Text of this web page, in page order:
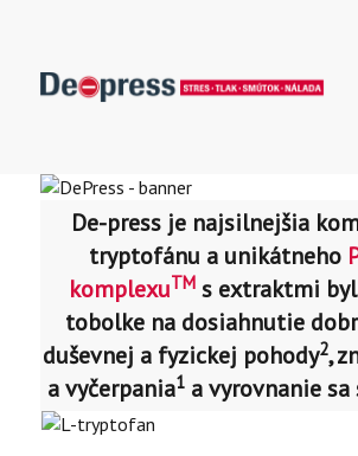
De-press je najsilnejšia
tryptofánu a unikátneho
komplexuTMs extraktmi
tobolke na dosiahnutie
duševnej a fyzickej pohody2,
a vyčerpania1 a vyrovnanie